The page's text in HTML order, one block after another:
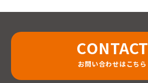
CONTACT
お問い合わせはこちら